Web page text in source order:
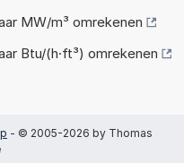
MW/m³ omrekenen
Btu/(h·ft³) omrekenen
- © 2005-2026 by Thomas